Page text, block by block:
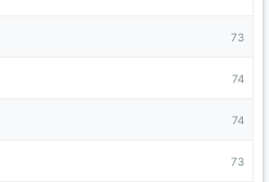
73
74
74
73